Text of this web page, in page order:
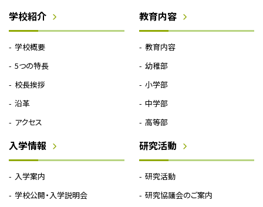
学校紹介
学校概要
5つの特長
校長挨拶
沿革
アクセス
教育内容
教育内容
幼稚部
小学部
中学部
高等部
入学情報
入学案内
学校公開・入学説明会
研究活動
研究活動
研究協議会のご案内